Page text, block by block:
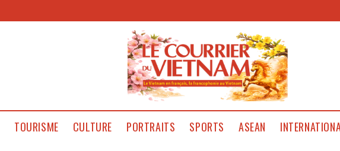
TOURISME CULTURE PORTRAITS SPORTS ASEAN